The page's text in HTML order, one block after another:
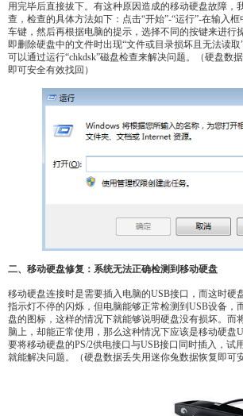
用完毕后直接拔下。有这种原因造成的移动硬盘故障，
查，检查的具体方法如下：点击“开始”-“运行”-在输入框
车键，然后再根据电脑的提示，选择不同的按键来进行
即删除硬盘中的文件时出现“文件或目录损坏且无法读
可以通过运行“chkdsk”磁盘检查来解决问题。（硬盘数
即可安全有效找回）
二、移动硬盘修复：系统无法正确检测到移动硬盘
移动硬盘连接时是需要插入电脑的USB接口，而这时硬
指示灯不停的闪烁，但电脑能够正常检测到USB设备，
盘的图标，这样的情况下就能够说明硬盘没有损坏。而
脑上，却能正常使用，那么这种情况下应该是移动硬盘
要将移动硬盘的PS/2供电接口与USB接口同时插入，试
就能解决问题。（硬盘数据丢失用迷你兔数据恢复即可